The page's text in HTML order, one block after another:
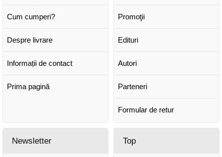
Cum cumperi?
Despre livrare
Informații de contact
Prima pagină
Promoţii
Edituri
Autori
Parteneri
Formular de retur
Newsletter Top